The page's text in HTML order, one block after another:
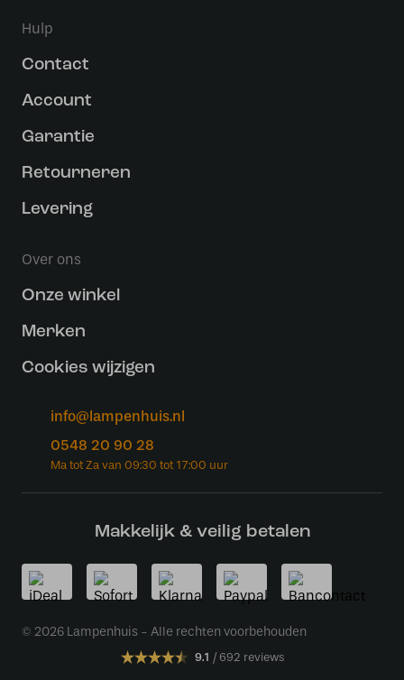
Hulp
Contact
Account
Garantie
Retourneren
Levering
Over ons
Onze winkel
Merken
Cookies wijzigen
info@lampenhuis.nl
0548 20 90 28
Makkelijk & veilig betalen
© 2026 Lampenhuis - Alle rechten voorbehouden
9.1 692 reviews